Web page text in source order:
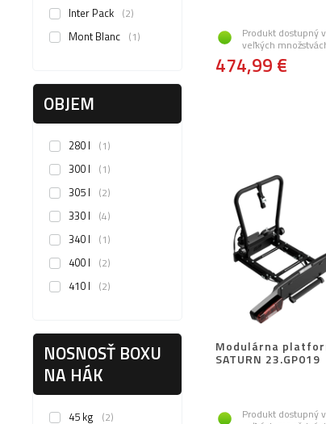
Inter Pack 2
Mont Blanc 1
OBJEM
280 l 1
300 l 1
305 l 2
330 l 4
340 l 1
400 l 2
410 l 2
NOSNOSŤ BOXU
NA HÁK
45 kg 2
Produkt dostupný
veľkých
474,99 €
Modulárna
SATURN 23.GP019
Produkt dostupný